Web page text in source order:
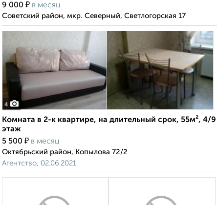
9 000 ₽ в месяц
Советский район, мкр. Северный, Светлогорская 17
4
Комната в 2-к квартире, на длительный срок, 55м², 4/9
этаж
5 500 ₽ в месяц
Октябрьский район, Копылова 72/2
Агентство, 02.06.2021